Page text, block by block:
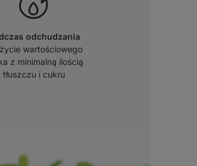
odchudzania
wartościowego
z minimalną ilością
tłuszczu i cukru